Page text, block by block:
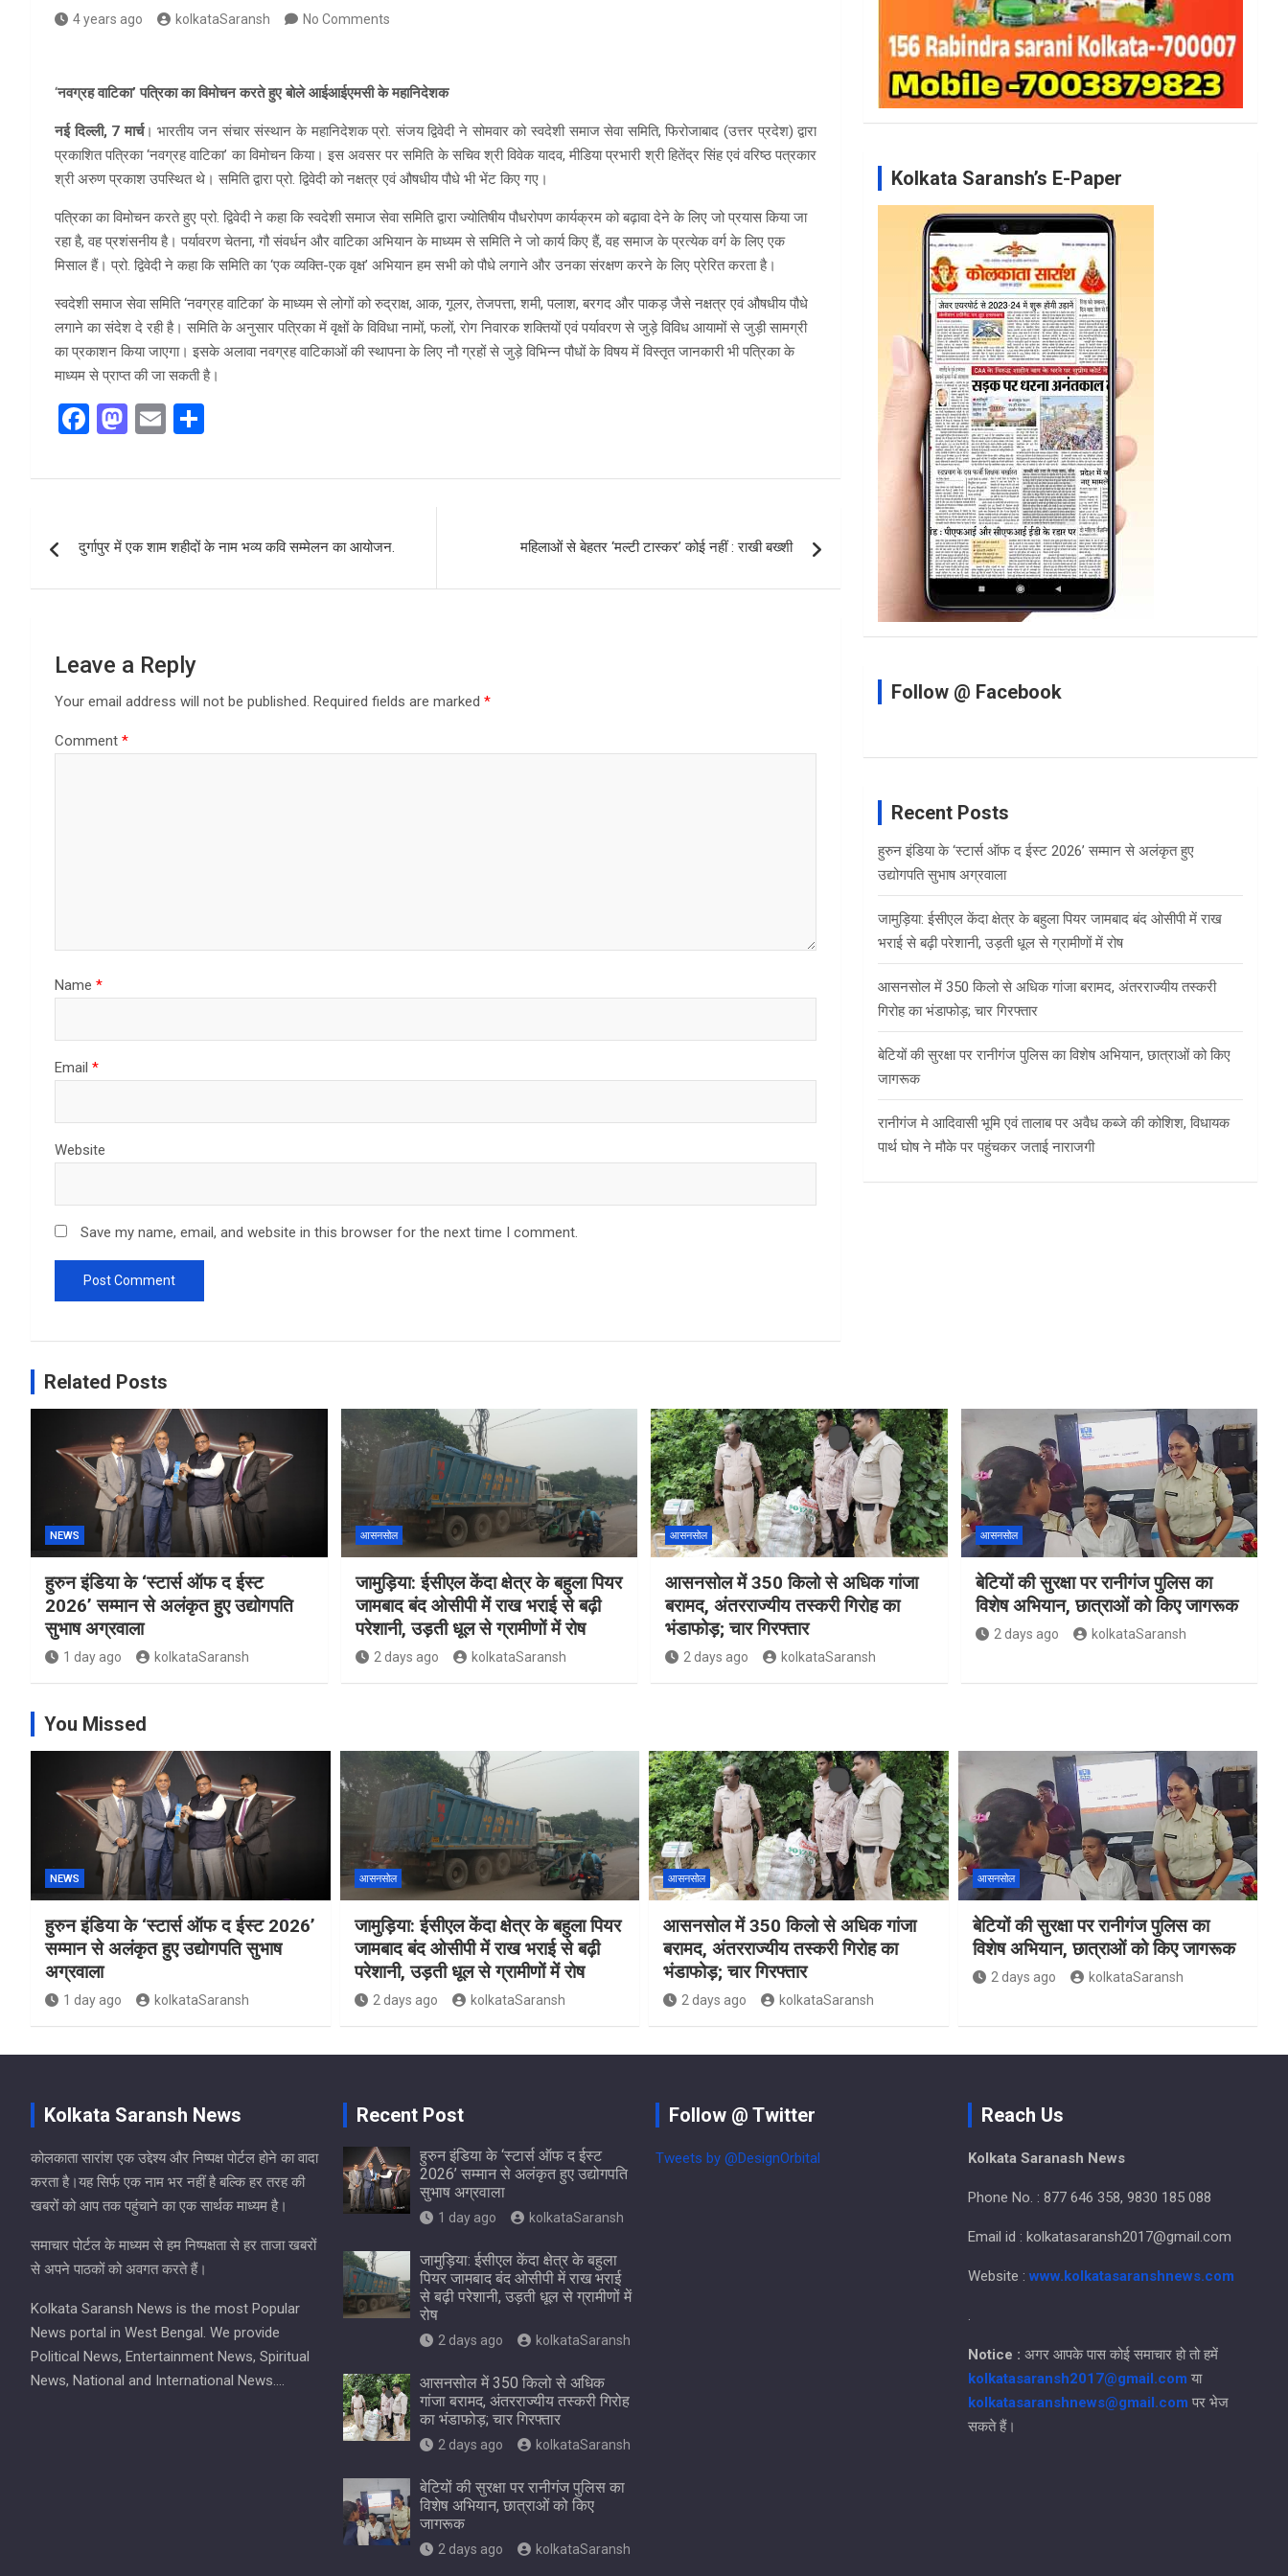
4 years ago kolkataSaransh No Comments
‘नवग्रह वाटिका’ पत्रिका का विमोचन करते हुए बोले आईआईएमसी के महानिदेशक
नई दिल्ली, 7 मार्च। भारतीय जन संचार संस्थान के महानिदेशक प्रो. संजय द्विवेदी ने सोमवार को स्वदेशी समाज सेवा समिति, फिरोजाबाद (उत्तर प्रदेश) द्वारा
प्रकाशित पत्रिका ‘नवग्रह वाटिका’ का विमोचन किया। इस अवसर पर समिति के सचिव श्री विवेक यादव, मीडिया प्रभारी श्री हितेंद्र सिंह एवं वरिष्ठ पत्रकार
श्री अरुण प्रकाश उपस्थित थे। समिति द्वारा प्रो. द्विवेदी को नक्षत्र एवं औषधीय पौधे भी भेंट किए गए।
पत्रिका का विमोचन करते हुए प्रो. द्विवेदी ने कहा कि स्वदेशी समाज सेवा समिति द्वारा ज्योतिषीय पौधरोपण कार्यक्रम को बढ़ावा देने के लिए जो प्रयास किया जा
रहा है, वह प्रशंसनीय है। पर्यावरण चेतना, गौ संवर्धन और वाटिका अभियान के माध्यम से समिति ने जो कार्य किए हैं, वह समाज के प्रत्येक वर्ग के लिए एक
मिसाल हैं। प्रो. द्विवेदी ने कहा कि समिति का ‘एक व्यक्ति-एक वृक्ष’ अभियान हम सभी को पौधे लगाने और उनका संरक्षण करने के लिए प्रेरित करता है।
स्वदेशी समाज सेवा समिति ‘नवग्रह वाटिका’ के माध्यम से लोगों को रुद्राक्ष, आक, गूलर, तेजपत्ता, शमी, पलाश, बरगद और पाकड़ जैसे नक्षत्र एवं औषधीय पौधे
लगाने का संदेश दे रही है। समिति के अनुसार पत्रिका में वृक्षों के विविधा नामों, फलों, रोग निवारक शक्तियों एवं पर्यावरण से जुड़े विविध आयामों से जुड़ी सामग्री
का प्रकाशन किया जाएगा। इसके अलावा नवग्रह वाटिकाओं की स्थापना के लिए नौ ग्रहों से जुड़े विभिन्न पौधों के विषय में विस्तृत जानकारी भी पत्रिका के
माध्यम से प्राप्त की जा सकती है।
F
ce
o
M
st
d
E
ail ar
navigation
दुर्गापुर में एक शाम शहीदों के नाम भव्य कवि सम्मेलन का आयोजन. महिलाओं से बेहतर ‘मल्टी टास्कर’ कोई नहीं : राखी बख्शी
Leave a Reply
Your email address will not be published. Required fields are marked *
Comment *
Name *
Email *
Website
Save my name, email, and website in this browser for the next time I comment.
Kolkata Saransh’s E-Paper
Follow @ Facebook
Recent Posts
हुरुन इंडिया के ‘स्टार्स ऑफ द ईस्ट 2026’ सम्मान से अलंकृत हुए
उद्योगपति सुभाष अग्रवाला
जामुड़िया: ईसीएल केंदा क्षेत्र के बहुला पियर जामबाद बंद ओसीपी में राख
भराई से बढ़ी परेशानी, उड़ती धूल से ग्रामीणों में रोष
आसनसोल में 350 किलो से अधिक गांजा बरामद, अंतरराज्यीय तस्करी
गिरोह का भंडाफोड़; चार गिरफ्तार
बेटियों की सुरक्षा पर रानीगंज पुलिस का विशेष अभियान, छात्राओं को किए
जागरूक
रानीगंज मे आदिवासी भूमि एवं तालाब पर अवैध कब्जे की कोशिश, विधायक
पार्थ घोष ने मौके पर पहुंचकर जताई नाराजगी
Related Posts
NEWS
हुरुन इंडिया के ‘स्टार्स ऑफ द ईस्ट
2026’ सम्मान से अलंकृत हुए उद्योगपति
सुभाष अग्रवाला
1 day ago kolkataSaransh
आसनसोल
जामुड़िया: ईसीएल केंदा क्षेत्र के बहुला पियर
जामबाद बंद ओसीपी में राख भराई से बढ़ी
परेशानी, उड़ती धूल से ग्रामीणों में रोष
2 days ago kolkataSaransh
आसनसोल
आसनसोल में 350 किलो से अधिक गांजा
बरामद, अंतरराज्यीय तस्करी गिरोह का
भंडाफोड़; चार गिरफ्तार
2 days ago kolkataSaransh
आसनसोल
बेटियों की सुरक्षा पर रानीगंज पुलिस का
विशेष अभियान, छात्राओं को किए जागरूक
2 days ago kolkataSaransh
You Missed
NEWS
हुरुन इंडिया के ‘स्टार्स ऑफ द ईस्ट 2026’
सम्मान से अलंकृत हुए उद्योगपति सुभाष
अग्रवाला
1 day ago kolkataSaransh
आसनसोल
जामुड़िया: ईसीएल केंदा क्षेत्र के बहुला पियर
जामबाद बंद ओसीपी में राख भराई से बढ़ी
परेशानी, उड़ती धूल से ग्रामीणों में रोष
2 days ago kolkataSaransh
आसनसोल
आसनसोल में 350 किलो से अधिक गांजा
बरामद, अंतरराज्यीय तस्करी गिरोह का
भंडाफोड़; चार गिरफ्तार
2 days ago kolkataSaransh
आसनसोल
बेटियों की सुरक्षा पर रानीगंज पुलिस का
विशेष अभियान, छात्राओं को किए जागरूक
2 days ago kolkataSaransh
Kolkata Saransh News
कोलकाता सारांश एक उद्देश्य और निष्पक्ष पोर्टल होने का वादा
करता है।यह सिर्फ एक नाम भर नहीं है बल्कि हर तरह की
खबरों को आप तक पहुंचाने का एक सार्थक माध्यम है।
समाचार पोर्टल के माध्यम से हम निष्पक्षता से हर ताजा खबरों
से अपने पाठकों को अवगत करते हैं।
Kolkata Saransh News is the most Popular
News portal in West Bengal. We provide
Political News, Entertainment News, Spiritual
News, National and International News….
Recent Post
हुरुन इंडिया के ‘स्टार्स ऑफ द ईस्ट
2026’ सम्मान से अलंकृत हुए उद्योगपति
सुभाष अग्रवाला
1 day ago kolkataSaransh
जामुड़िया: ईसीएल केंदा क्षेत्र के बहुला
पियर जामबाद बंद ओसीपी में राख भराई
से बढ़ी परेशानी, उड़ती धूल से ग्रामीणों में
रोष
2 days ago kolkataSaransh
आसनसोल में 350 किलो से अधिक
गांजा बरामद, अंतरराज्यीय तस्करी गिरोह
का भंडाफोड़; चार गिरफ्तार
2 days ago kolkataSaransh
बेटियों की सुरक्षा पर रानीगंज पुलिस का
विशेष अभियान, छात्राओं को किए
जागरूक
2 days ago kolkataSaransh
Follow @ Twitter
Tweets by @DesignOrbital
Reach Us
Kolkata Saranash News
Phone No. : 877 646 358, 9830 185 088
Email id : kolkatasaransh2017@gmail.com
Website : www.kolkatasaranshnews.com
.
Notice : अगर आपके पास कोई समाचार हो तो हमें
kolkatasaransh2017@gmail.com या
kolkatasaranshnews@gmail.com पर भेज
सकते हैं।